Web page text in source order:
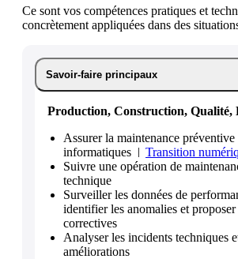
Ce sont vos compétences pratiques et
concrètement appliquées dans des
Savoir-faire principaux
Production, Construction, Qualité,
Assurer la maintenance préventive
informatiques
Transition
Suivre une opération de
technique
Surveiller les données de
identifier les anomalies et proposer
correctives
Analyser les incidents techniques
améliorations